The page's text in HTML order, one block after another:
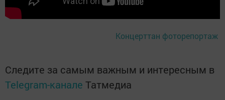
Концерттан фоторепортаж
Следите за самым важным и интересным в
Telegram-канале Татмедиа